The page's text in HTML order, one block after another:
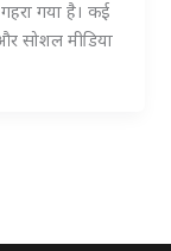
गया है। कई
सोशल मीडिया